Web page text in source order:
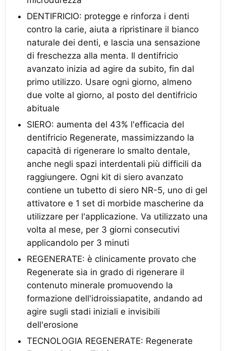
DENTIFRICIO: protegge e rinforza i denti
contro la carie, aiuta a ripristinare il bianco
naturale dei denti, e lascia una sensazione
di freschezza alla menta. Il dentifricio
avanzato inizia ad agire da subito, fin dal
primo utilizzo. Usare ogni giorno, almeno
due volte al giorno, al posto del dentifricio
abituale
SIERO: aumenta del 43% l'efficacia del
dentifricio Regenerate, massimizzando la
capacità di rigenerare lo smalto dentale,
anche negli spazi interdentali più difficili da
raggiungere. Ogni kit di siero avanzato
contiene un tubetto di siero NR-5, uno di gel
attivatore e 1 set di morbide mascherine da
utilizzare per l'applicazione. Va utilizzato una
volta al mese, per 3 giorni consecutivi
applicandolo per 3 minuti
REGENERATE: è clinicamente provato che
Regenerate sia in grado di rigenerare il
contenuto minerale promuovendo la
formazione dell'idroissiapatite, andando ad
agire sugli stadi iniziali e invisibili
dell'erosione
TECNOLOGIA REGENERATE: Regenerate